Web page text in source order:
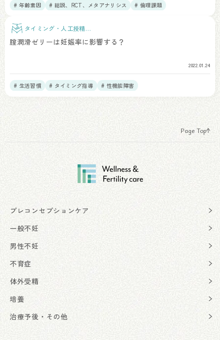
# 年齢素因 # 総説、RCT、メタアナリシス # 倫理課題
タイミング・人工授精治
腟潤滑ゼリーは妊娠率に影響する？
2022.01.24
# 生活習慣 # タイミング指導 # 性機能障害
Page Top
プレコンセプションケア
一般不妊
男性不妊
不育症
体外受精
培養
治療予後・その他